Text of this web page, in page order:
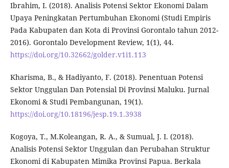
Ibrahim, I. (2018). Analisis Potensi Sektor Ekonomi Dalam
Upaya Peningkatan Pertumbuhan Ekonomi (Studi Empiris
Pada Kabupaten dan Kota di Provinsi Gorontalo tahun 2012-
2016). Gorontalo Development Review, 1(1), 44.
https://doi.org/10.32662/golder.v1i1.113
Kharisma, B., & Hadiyanto, F. (2018). Penentuan Potensi
Sektor Unggulan Dan Potensial Di Provinsi Maluku. Jurnal
Ekonomi & Studi Pembangunan, 19(1).
https://doi.org/10.18196/jesp.19.1.3938
Kogoya, T., M.Koleangan, R. A., & Sumual, J. I. (2018).
Analisis Potensi Sektor Unggulan dan Perubahan Struktur
Ekonomi di Kabupaten Mimika Provinsi Papua. Berkala